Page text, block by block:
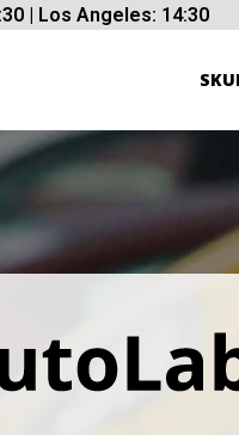
| Los Angeles: 14:30